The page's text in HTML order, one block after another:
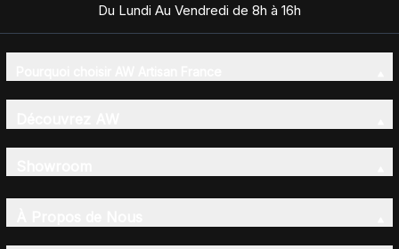
Du Lundi Au Vendredi de 8h à 16h